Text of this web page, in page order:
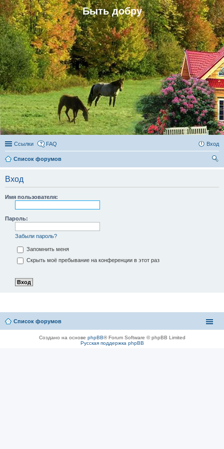
Быть добру
Ссылки FAQ Вход
Список форумов
Вход
Имя пользователя:
Пароль:
Забыли пароль?
Запомнить меня
Скрыть моё пребывание на конференции в этот раз
Список форумов
Создано на основе phpBB® Forum Software © phpBB Limited
Русская поддержка phpBB